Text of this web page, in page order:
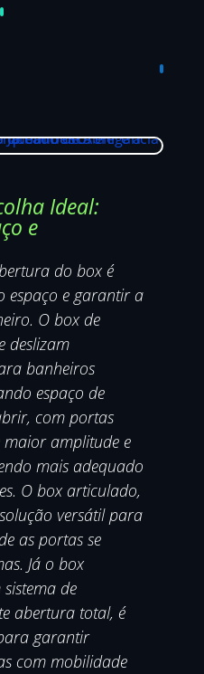
Ideal:
e
do box é
espaço e garantir a
O box de
deslizam
banheiros
espaço de
com portas
maior amplitude e
mais adequado
O box articulado,
versátil para
as portas se
Já o box
de
abertura total, é
garantir
com mobilidade